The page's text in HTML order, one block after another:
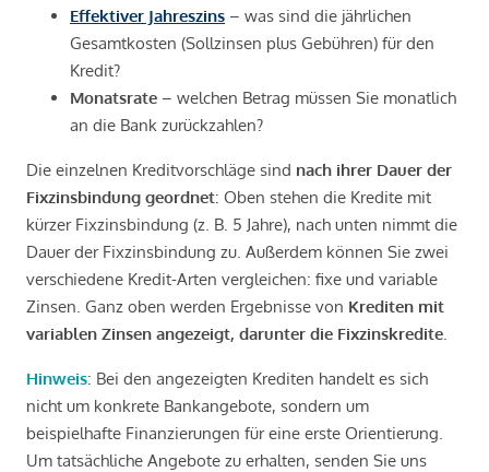
Effektiver Jahreszins – was sind die jährlichen
Gesamtkosten (Sollzinsen plus Gebühren) für den
Kredit?
Monatsrate – welchen Betrag müssen Sie monatlich
an die Bank zurückzahlen?
Die einzelnen Kreditvorschläge sind nach ihrer Dauer der
Fixzinsbindung geordnet: Oben stehen die Kredite mit
kürzer Fixzinsbindung (z. B. 5 Jahre), nach unten nimmt die
Dauer der Fixzinsbindung zu. Außerdem können Sie zwei
verschiedene Kredit-Arten vergleichen: fixe und variable
Zinsen. Ganz oben werden Ergebnisse von Krediten mit
variablen Zinsen angezeigt, darunter die Fixzinskredite
Hinweis: Bei den angezeigten Krediten handelt es sich
nicht um konkrete Bankangebote, sondern um
beispielhafte Finanzierungen für eine erste Orientierung.
Um tatsächliche Angebote zu erhalten, senden Sie uns